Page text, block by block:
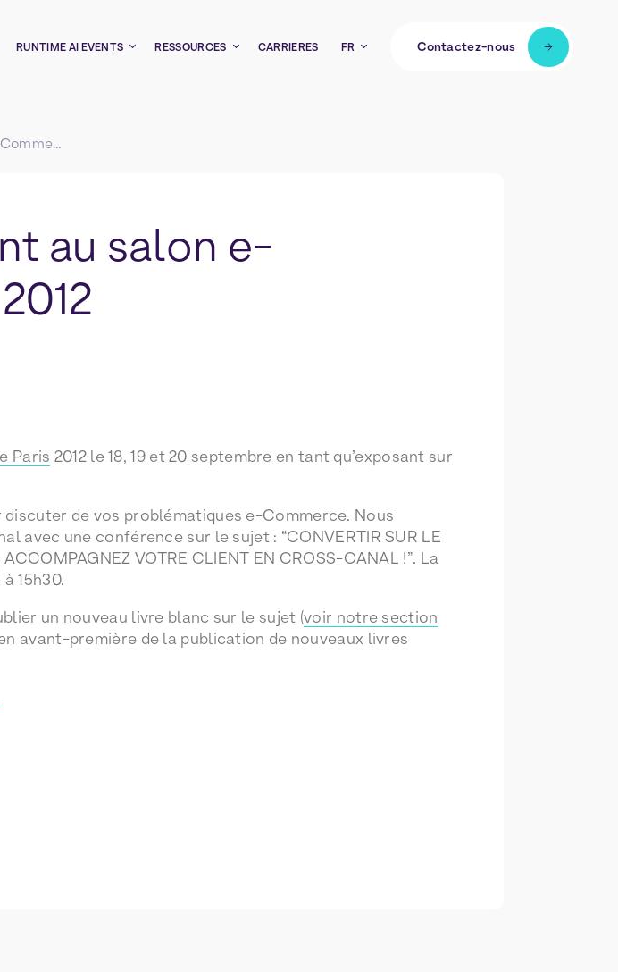
RUNTIME AI EVENTS RESSOURCES CARRIÈRES FR Contactez-nous
Converteo présent au salon e-Commerce Paris 2012
au salon e-
Paris 2012 le 18, 19 et 20 septembre en tant qu’exposant sur
de vos problématiques e-Commerce. Nous
avec une conférence sur le sujet : “CONVERTIR SUR LE
VOTRE CLIENT EN CROSS-CANAL !”. La
15h30.
un nouveau livre blanc sur le sujet (voir notre section
avant-première de la publication de nouveaux livres